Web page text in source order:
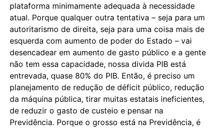
plataforma minimamente adequada à necessidade
atual. Porque qualquer outra tentativa – seja para um
autoritarismo de direita, seja para uma coisa mais de
esquerda com aumento de poder do Estado – vai
desencadear em aumento de gasto público e a gente
não tem essa capacidade, nossa divida PIB está
entrevada, quase 80% do PIB. Então, é preciso um
planejamento de redução de déficit público, redução
da máquina pública, tirar muitas estatais ineficientes,
de reduzir o gasto de custeio e pensar na
Previdência. Porque o grosso está na Previdência, é